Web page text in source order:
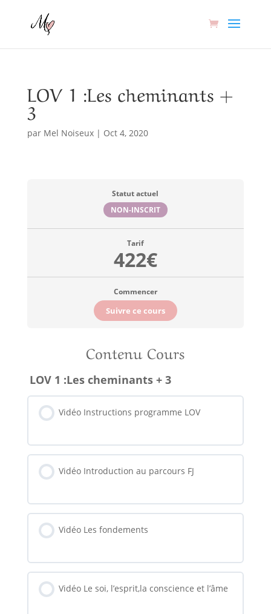
LOV 1 :Les cheminants +
3
par Mel Noiseux| Oct 4, 2020
Statut actuel
NON-INSCRIT
Tarif
422€
Commencer
Suivre ce cours
Contenu Cours
LOV 1 :Les cheminants + 3
Vidéo Instructions programme LOV
Vidéo Introduction au parcours FJ
Vidéo Les fondements
Vidéo Le soi, l’esprit,la conscience et l’âme